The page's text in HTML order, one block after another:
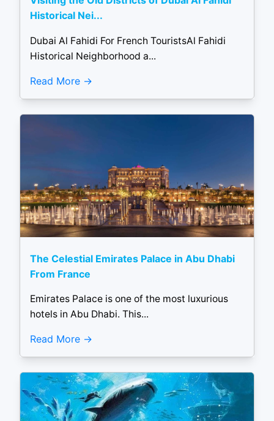
Historical Nei...
Dubai Al Fahidi For French TouristsAl Fahidi
Historical Neighborhood a...
Read More
The Celestial Emirates Palace in Abu Dhabi
From France
Emirates Palace is one of the most luxurious
hotels in Abu Dhabi. This...
Read More